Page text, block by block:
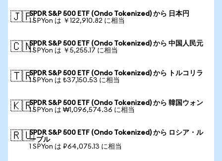
🇯🇵SPDR S&P 500 ETF (Ondo Tokenized) から 日本円
1 SPYon は ￥122,910.82 に相当
🇨🇳SPDR S&P 500 ETF (Ondo Tokenized) から 中国人民元
1 SPYon は ￥5,255.17 に相当
🇹🇷SPDR S&P 500 ETF (Ondo Tokenized) から トルコリラ
1 SPYon は ₺37,150.53 に相当
🇰🇷SPDR S&P 500 ETF (Ondo Tokenized) から 韓国ウォン
1 SPYon は ₩1,096,574.36 に相当
🇷🇺SPDR S&P 500 ETF (Ondo Tokenized) から ロシア・ル
ーブル
1 SPYon は ₽64,075.13 に相当